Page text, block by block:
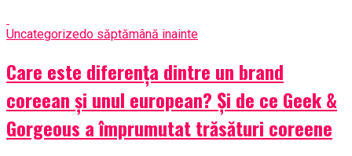
Uncategorizedo săptămână inainte
Care este diferența dintre un brand
coreean și unul european? Și de ce Geek &
Gorgeous a împrumutat trăsături coreene